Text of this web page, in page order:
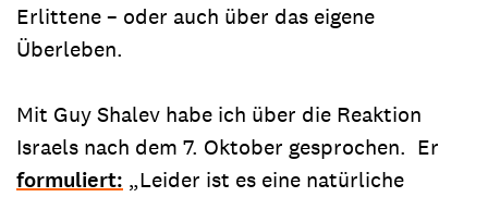
Erlittene – oder auch über das eigene
Überleben.
Mit Guy Shalev habe ich über die Reaktion
Israels nach dem 7. Oktober gesprochen. Er
formuliert: „Leider ist es eine natürliche